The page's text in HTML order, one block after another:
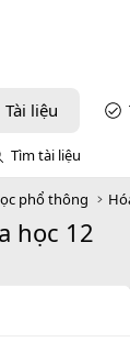
Tài liệu
Tìm tài liệu
phổ thông
học 12